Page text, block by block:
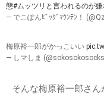
態#ムッツリと言われるのが
— でこぽんﾋﾞｯｸﾞﾏｳﾝﾃﾝ！
梅原裕一郎がかっこいい
— しマしま
そんな梅原裕一郎さ